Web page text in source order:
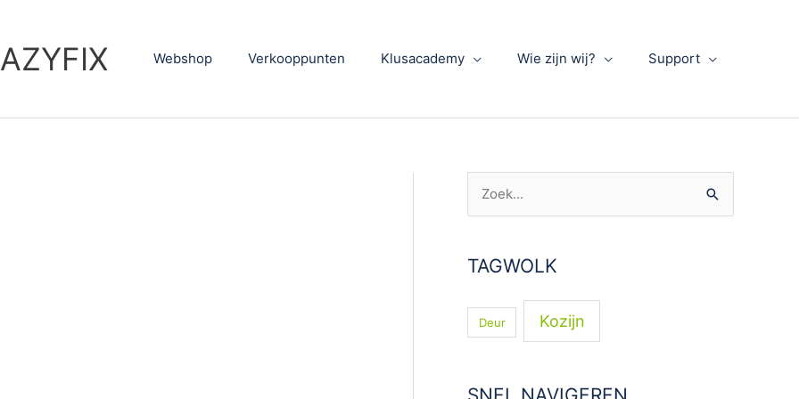
Webshop Verkooppunten Klusacademy Wie zijn wij? Support
k
n
r
TAGWOLK
Deur Kozijn